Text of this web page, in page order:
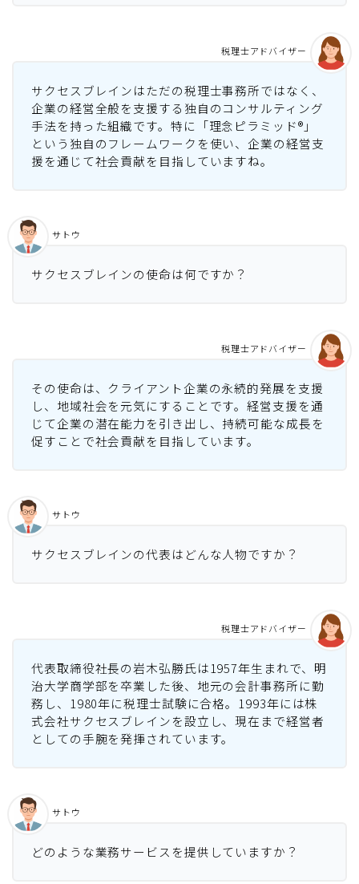
サクセスブレインはただの税理士事務所ではなく、
企業の経営全般を支援する独自のコンサルティング
手法を持った組織です。特に「理念ピラミッド®」
という独自のフレームワークを使い、企業の経営支
援を通じて社会貢献を目指していますね。
税理士アドバイザー
サクセスブレインの使命は何ですか？
サトウ
その使命は、クライアント企業の永続的発展を支援
し、地域社会を元気にすることです。経営支援を通
じて企業の潜在能力を引き出し、持続可能な成長を
促すことで社会貢献を目指しています。
税理士アドバイザー
サクセスブレインの代表はどんな人物ですか？
サトウ
代表取締役社長の岩木弘勝氏は1957年生まれで、明
治大学商学部を卒業した後、地元の会計事務所に勤
務し、1980年に税理士試験に合格。1993年には株
式会社サクセスブレインを設立し、現在まで経営者
としての手腕を発揮されています。
税理士アドバイザー
どのような業務サービスを提供していますか？
サトウ